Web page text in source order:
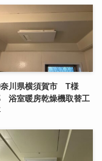
川県横須賀市 T様
浴室暖房乾燥機取替工